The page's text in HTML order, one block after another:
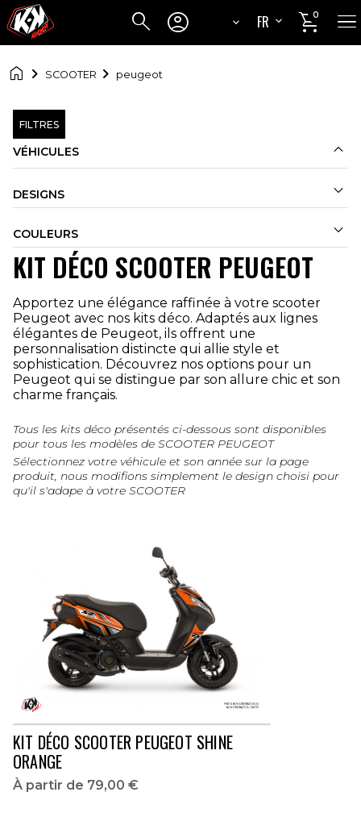
 
FR
EN

0 
 SCOOTER peugeot
FILTRES
VÉHICULES 
DESIGNS 
COULEURS 
KIT DÉCO SCOOTER PEUGEOT
Apportez une élégance raffinée à votre scooter
Peugeot avec nos kits déco. Adaptés aux lignes
élégantes de Peugeot, ils offrent une
personnalisation distincte qui allie style et
sophistication. Découvrez nos options pour un
Peugeot qui se distingue par son allure chic et son
charme français.
Tous les kits déco présentés ci-dessous sont disponibles
pour tous les modèles de SCOOTER PEUGEOT
Sélectionnez votre véhicule et son année sur la page
produit, nous modifions simplement le design choisi pour
qu'il s'adape à votre SCOOTER
KIT DÉCO SCOOTER PEUGEOT SHINE
ORANGE
À partir de 79,00 €